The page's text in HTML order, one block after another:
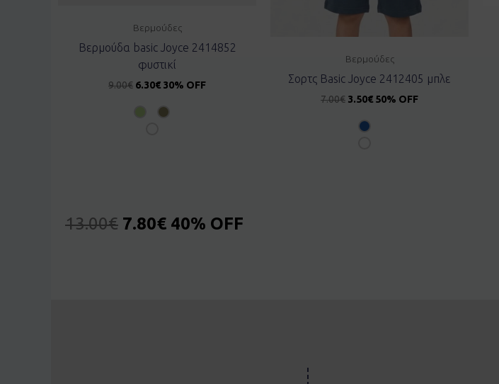
Βερμούδες
Βερμούδα basic Joyce 2414852
φυστικί
9.00€ 6.30€ 30% OFF
Βερμούδες
Σορτς Basic Joyce 2412405 μπλε
7.00€ 3.50€ 50% OFF
13.00€ 7.80€ 40% OFF